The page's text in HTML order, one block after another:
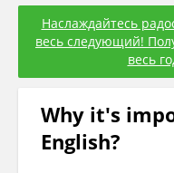
Наслаждайтесь
весь следующий!
весь
Why it's
English?